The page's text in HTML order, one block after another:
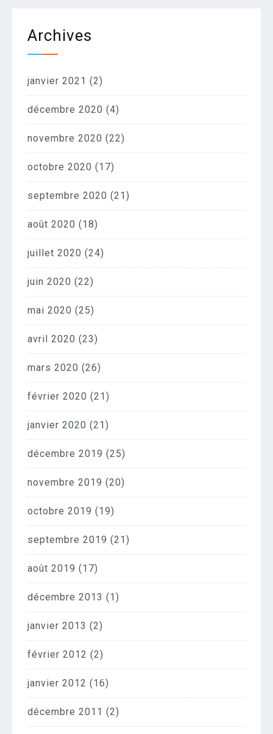
Archives
janvier 2021 (2)
décembre 2020 (4)
novembre 2020 (22)
octobre 2020 (17)
septembre 2020 (21)
août 2020 (18)
juillet 2020 (24)
juin 2020 (22)
mai 2020 (25)
avril 2020 (23)
mars 2020 (26)
février 2020 (21)
janvier 2020 (21)
décembre 2019 (25)
novembre 2019 (20)
octobre 2019 (19)
septembre 2019 (21)
août 2019 (17)
décembre 2013 (1)
janvier 2013 (2)
février 2012 (2)
janvier 2012 (16)
décembre 2011 (2)